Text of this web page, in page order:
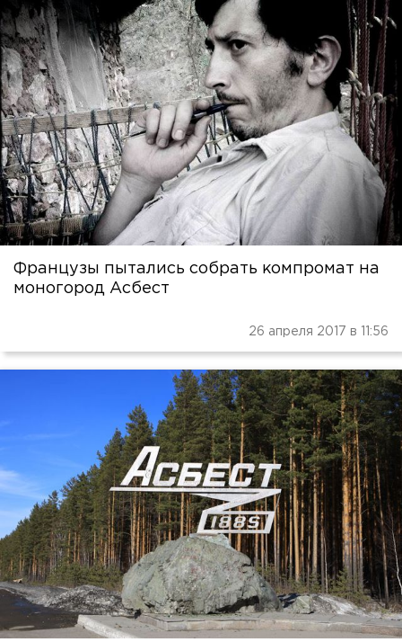
Французы пытались собрать компромат на
моногород Асбест
26 апреля 2017 в 11:56